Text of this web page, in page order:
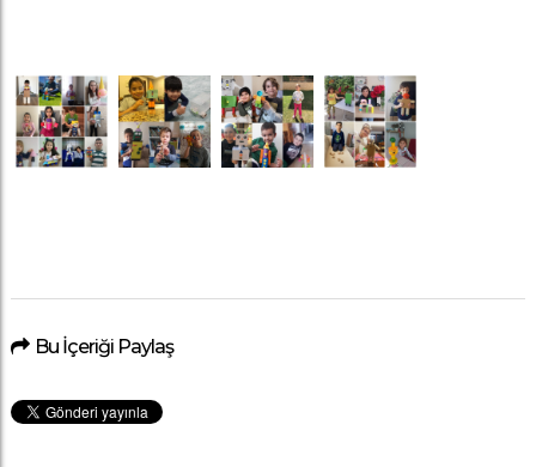
Bu İçeriği Paylaş